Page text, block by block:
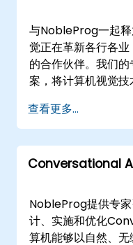
体需求。
询合作伙伴
与NobleProg一起
觉正在革新各行各
的合作伙伴。我们
案，将计算机视觉
化计算机视觉解决方
全面培训与支持 关
强现实与虚拟现实
商务安全与监控
新获得竞争优势数据
择NobleProg：经
功的业绩记录与客
查看更多...
Conversational
NobleProg提供专
计、实施和优化
算机能够以自然、